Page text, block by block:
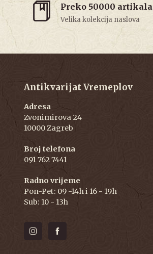
Preko 50000 artikala
Velika kolekcija naslova
Antikvarijat Vremeplov
Adresa
Zvonimirova 24
10000 Zagreb
Broj telefona
091 762 7441
Radno vrijeme
Pon-Pet: 09 -14h i 16 - 19h
Sub: 10 - 13h